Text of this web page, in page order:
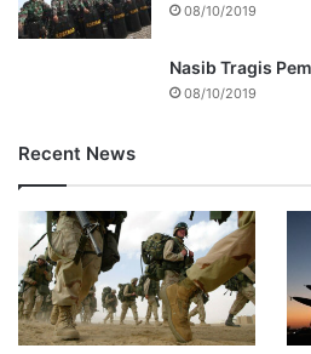
08/10/2019
Nasib Tragis
08/10/2019
Recent News